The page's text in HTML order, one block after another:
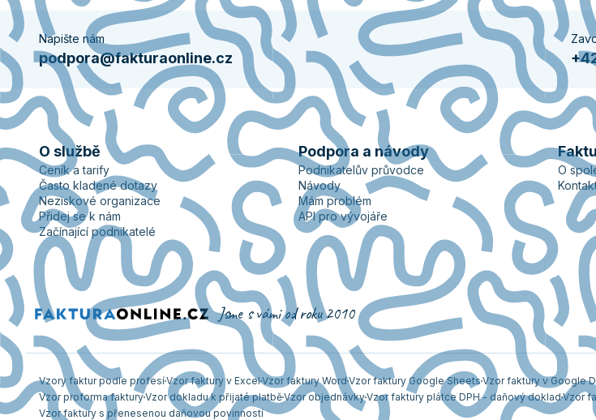
Napište nám
podpora@fakturaonline.cz
O službě
Ceník a tarify
Často kladené dotazy
Neziskové organizace
Přidej se k nám
Začínající podnikatelé
Podpora a návody
Podnikatelův průvodce
Návody
Mám problém
API pro vývojáře
O
Jsme s vámi od roku 2010
Vzory faktur podle profesíVzor faktury v ExcelVzor faktury Word Vzor faktury Google SheetsVzor faktury v Google
Vzor proforma fakturyVzor dokladu k přijaté platběVzor objednávkyVzor faktury plátce DPH - daňový dokladVzor
Vzor faktury s přenesenou daňovou povinností